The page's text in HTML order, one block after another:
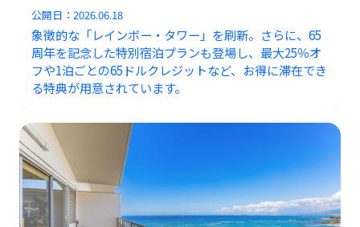
公開日：2026.06.18
象徴的な「レインボー・タワー」を刷新。さらに、65
周年を記念した特別宿泊プランも登場し、最大25％オ
フや1泊ごとの65ドルクレジットなど、お得に滞在でき
る特典が用意されています。